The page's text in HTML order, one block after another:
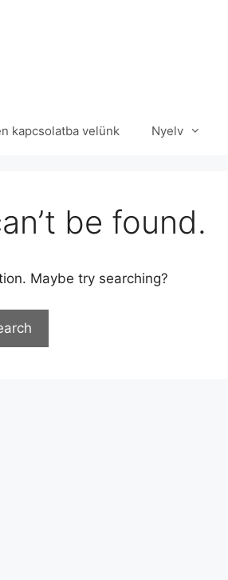
kapcsolatba velünk Nyelv
be found.
Maybe try searching?